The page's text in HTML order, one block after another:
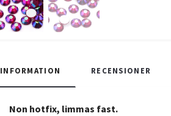
INFORMATION RECENSIONER
Non hotfix, limmas fast.